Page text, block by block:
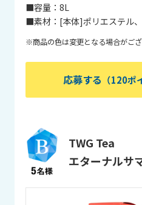
■容量： 8L
■素材： [本体]ポリエステル
※商品の色は変更となる場合がござ
応募する （120ポ
TWG Tea
エターナルサ